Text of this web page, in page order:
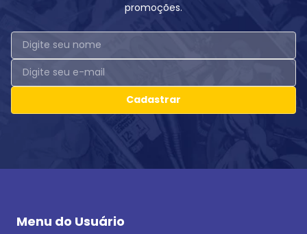
promoções.
Cadastrar
Menu do Usuário